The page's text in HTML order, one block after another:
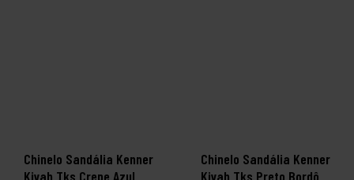
Chinelo Sandália Kenner
Kivah Tks Crepe Azul
Chinelo Sandália Kenner
Kivah Tks Preto Bordô